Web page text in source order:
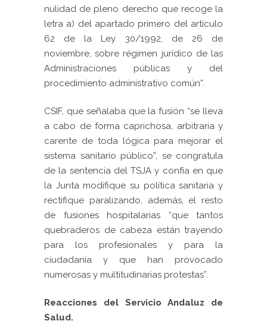
nulidad de pleno derecho que recoge la
letra a) del apartado primero del artículo
62 de la Ley 30/1992, de 26 de
noviembre, sobre régimen jurídico de las
Administraciones públicas y del
procedimiento administrativo común”.
CSIF, que señalaba que la fusión “se lleva
a cabo de forma caprichosa, arbitraria y
carente de toda lógica para mejorar el
sistema sanitario público”, se congratula
de la sentencia del TSJA y confía en que
la Junta modifique su política sanitaria y
rectifique paralizando, además, el resto
de fusiones hospitalarias “que tantos
quebraderos de cabeza están trayendo
para los profesionales y para la
ciudadanía y que han provocado
numerosas y multitudinarias protestas”.
Reacciones del Servicio Andaluz de
Salud.